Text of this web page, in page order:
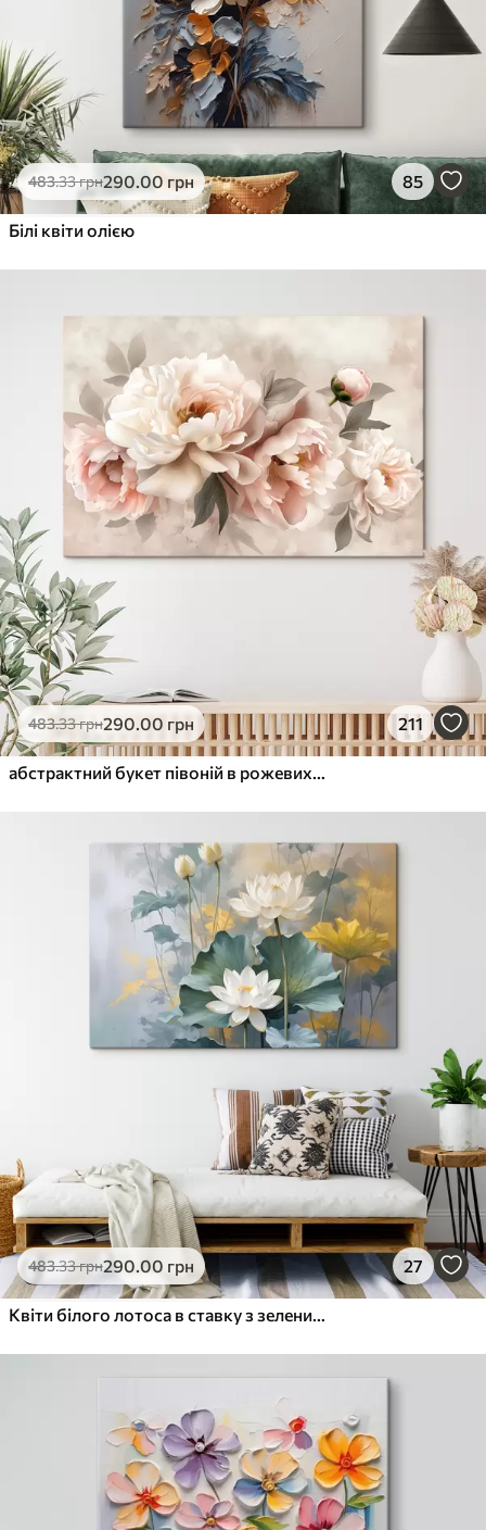
483.33грн290.00 грн 85
Білі квіти олією
483.33грн290.00 грн 211
абстрактний букет півоній в рожевих тонах
483.33грн290.00 грн 27
Квіти білого лотоса в ставку з зеленими ліліями в оточенні жовтих квітів і розмитим фоном